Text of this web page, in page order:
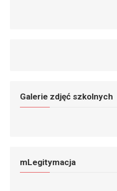
Galerie zdjęć szkolnych
mLegitymacja